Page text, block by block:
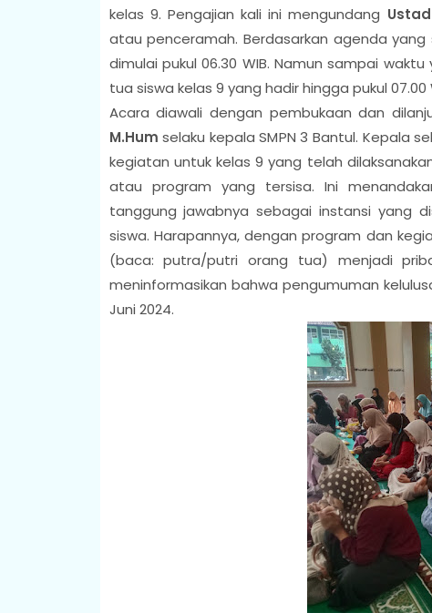
kelas 9. Pengajian kali ini mengundang
atau penceramah. Berdasarkan agenda
dimulai pukul 06.30 WIB. Namun sampai
tua siswa kelas 9 yang hadir hingga pukul
Acara diawali dengan pembukaan dan
M.Hum selaku kepala SMPN 3 Bantul. Kepala
kegiatan untuk kelas 9 yang telah
atau program yang tersisa. Ini
tanggung jawabnya sebagai instansi yang
siswa. Harapannya, dengan program dan
(baca: putra/putri orang tua) menjadi
meninformasikan bahwa pengumuman
Juni 2024.